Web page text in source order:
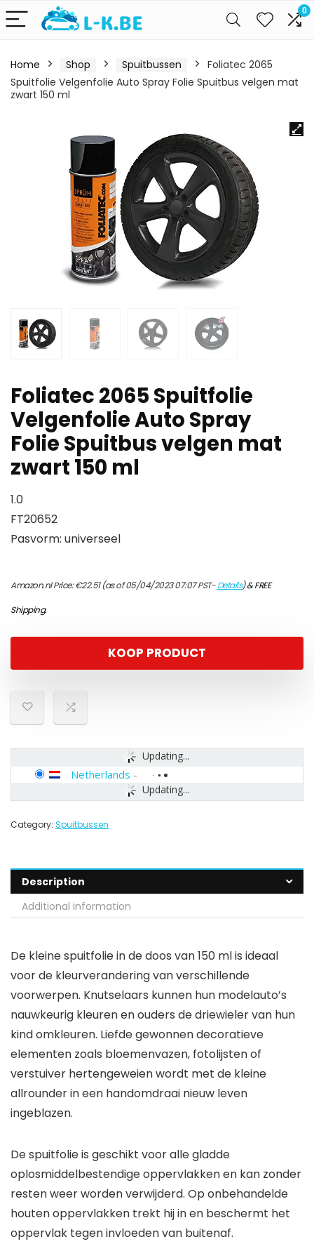
0
Home Shop Spuitbussen
Foliatec 2065
Spuitfolie Velgenfolie Auto Spray Folie Spuitbus velgen mat
zwart 150 ml
Foliatec 2065 Spuitfolie
Velgenfolie Auto Spray
Folie Spuitbus velgen mat
zwart 150 ml
1.0
FT20652
Pasvorm: universeel
Amazon.nl Price:€22.51(as of 05/04/2023 07:07 PST-Details)&FREE
Shipping.
KOOP PRODUCT
Updating...
Updating...
Netherlands -
Category: Spuitbussen
Description
Additional information
De kleine spuitfolie in de doos van 150 ml is ideaal
voor de kleurverandering van verschillende
voorwerpen. Knutselaars kunnen hun modelauto’s
nauwkeurig kleuren en ouders de driewieler van hun
kind omkleuren. Liefde gewonnen decoratieve
elementen zoals bloemenvazen, fotolijsten of
verstuiver hertengeweien wordt met de kleine
allrounder in een handomdraai nieuw leven
ingeblazen.
De spuitfolie is geschikt voor alle gladde
oplosmiddelbestendige oppervlakken en kan zonder
resten weer worden verwijderd. Op onbehandelde
houten oppervlakken trekt hij in en beschermt het
oppervlak tegen invloeden van buitenaf.